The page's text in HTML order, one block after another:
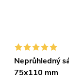
Neprůhledný
75x110 mm